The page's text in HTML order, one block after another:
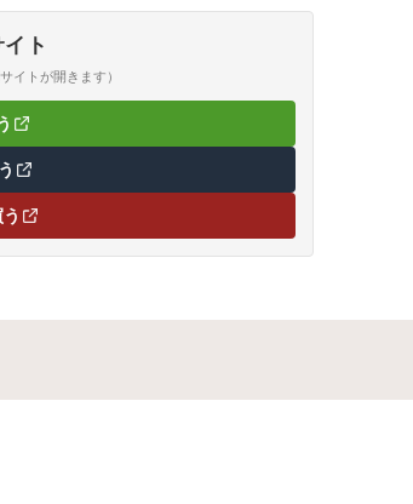
ト
イトが開きます）
いタブで開きます）
いタブで開きます）
いタブで開きます）